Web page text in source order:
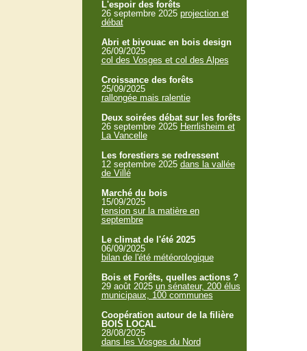
L'espoir des forêts
26 septembre 2025 projection et
débat
Abri et bivouac en bois design
26/09/2025
col des Vosges et col des Alpes
Croissance des forêts
25/09/2025
rallongée mais ralentie
Deux soirées débat sur les forêts
26 septembre 2025 Herrlisheim et
La Vancelle
Les forestiers se redressent
12 septembre 2025 dans la vallée
de Villé
Marché du bois
15/09/2025
tension sur la matière en
septembre
Le climat de l'été 2025
06/09/2025
bilan de l'été météorologique
Bois et Forêts, quelles actions ?
29 août 2025 un sénateur, 200 élus
municipaux, 100 communes
Coopération autour de la filière
BOIS LOCAL
28/08/2025
dans les Vosges du Nord